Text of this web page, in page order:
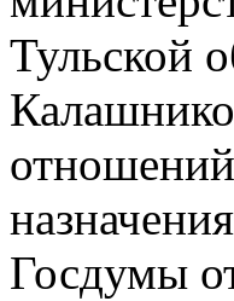
Тульской
Госдумы